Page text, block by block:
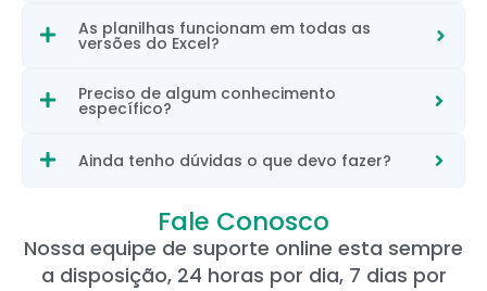
As planilhas funcionam em todas as
versões do Excel?
Preciso de algum conhecimento
específico?
Ainda tenho dúvidas o que devo fazer?
Fale Conosco
Nossa equipe de suporte online esta sempre
a disposição, 24 horas por dia, 7 dias por